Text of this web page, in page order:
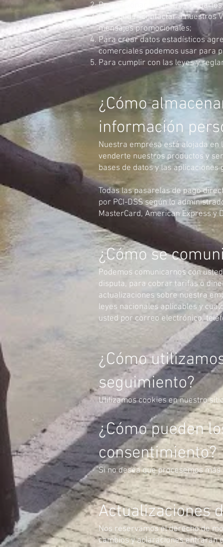
Proporcionar a nuestros
Para poder contactar a nuestros
mensajes promocionales;
Para crear datos estadísticos
comerciales podemos usar para
Para cumplir con las leyes y
¿Cómo
información
Nuestra empresa está alojada
venderte nuestros productos y
bases de datos y las
Todas las pasarelas de pago
por PCI-DSS según lo
MasterCard, American Express y
¿Cómo se
Podemos comunicarnos con
disputa, para cobrar tarifas o
actualizaciones sobre nuestra
leyes nacionales aplicables y
usted por correo electrónico,
¿Cómo
seguimiento?
Utilizamos cookies en nuestro
¿Cómo pueden
consentimiento?
Si no desea que procesemos
Actualizaciones
Nos reservamos el derecho de
cambios y aclaraciones entrarán